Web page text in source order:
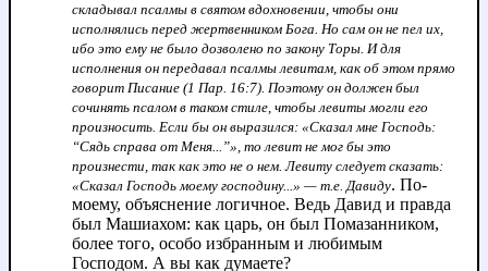
складывал псалмы в святом вдохновении, чтобы они
исполнялись перед жертвенником Бога. Но сам он не пел их,
ибо это ему не было дозволено по закону Торы. И для
исполнения он передавал псалмы левитам, как об этом прямо
говорит Писание (1 Пар. 16:7). Поэтому он должен был
сочинять псалом в таком стиле, чтобы левиты могли его
произносить. Если бы он выразился: «Сказал мне Господь:
“Сядь справа от Меня...”», то левит не мог бы это
произнести, так как это не о нем. Левиту следует сказать:
«Сказал Господь моему господину...» — т.е. Давиду. По-
моему, объяснение логичное. Ведь Давид и правда
был Машиахом: как царь, он был Помазанником,
более того, особо избранным и любимым
Господом. А вы как думаете?